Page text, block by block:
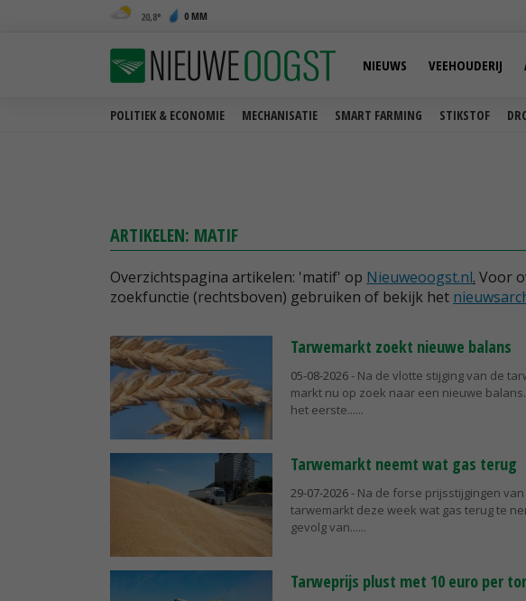
20,8 0 MM
POLITIEK & ECONOMIE MECHANISATIE SMART FARMING STIKSTOF
NIEUWS VEEHOUDERIJ
ARTIKELEN: MATIF
Overzichtspagina artikelen: 'matif' op Nieuweoogst.nl. Voor
zoekfunctie (rechtsboven) gebruiken of bekijk het
Tarwemarkt zoekt nieuwe balans
05-08-2026- Na de vlotte stijging van de
markt nu op zoek naar een nieuwe
het eerste...
Tarwemarkt neemt wat gas terug
29-07-2026- Na de forse prijsstijgingen
tarwemarkt deze week wat gas terug te
gevolg van...
Tarweprijs plust met 10 euro per